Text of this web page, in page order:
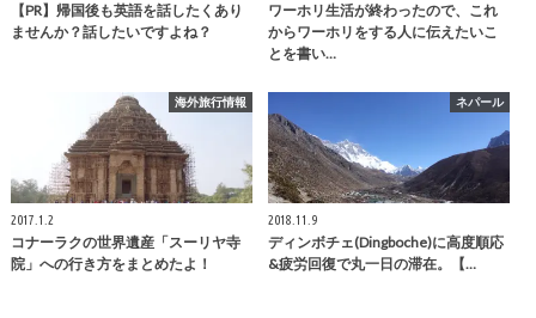
【PR】帰国後も英語を話したくあり
ませんか？話したいですよね？
ワーホリ生活が終わったので、これ
からワーホリをする人に伝えたいこ
とを書い…
海外旅行情報
2017.1.2
コナーラクの世界遺産「スーリヤ寺
院」への行き方をまとめたよ！
ネパール
2018.11.9
ディンボチェ(Dingboche)に高度順応
&疲労回復で丸一日の滞在。【…